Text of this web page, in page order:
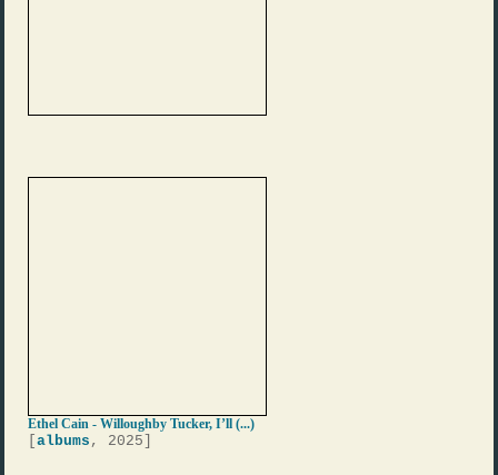
Ethel Cain - Willoughby Tucker, I’ll (...)
[albums , 2025]